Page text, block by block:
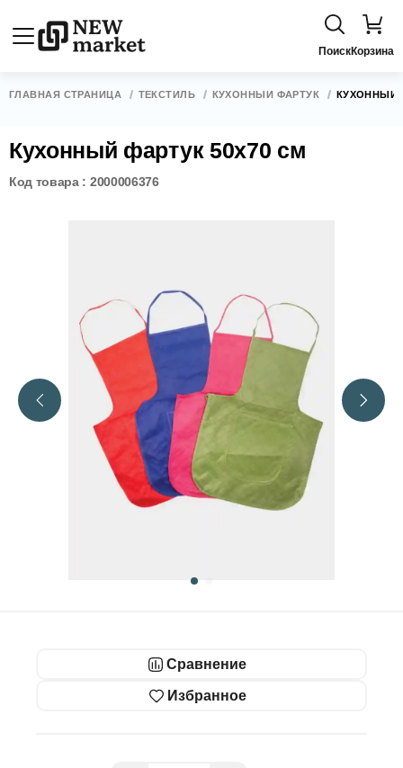
ПоискКорзина
ГЛАВНАЯ СТРАНИЦА ТЕКСТИЛЬ КУХОННЫЙ ФАРТУК КУХОННЫЙ
Кухонный фартук 50х70 см
Код товара : 2000006376
Сравнение
Избранное